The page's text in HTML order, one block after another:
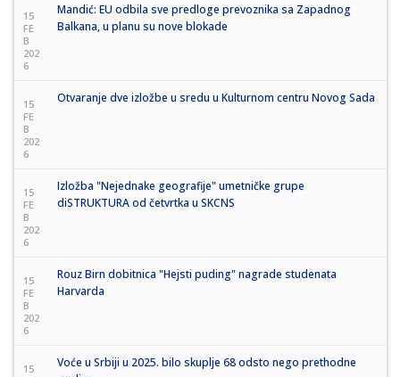
15
FE
B
202
6
Mandić: EU odbila sve predloge prevoznika sa Zapadnog
Balkana, u planu su nove blokade
15
FE
B
202
6
Otvaranje dve izložbe u sredu u Kulturnom centru Novog Sada
15
FE
B
202
6
Izložba "Nejednake geografije" umetničke grupe
diSTRUKTURA od četvrtka u SKCNS
15
FE
B
202
6
Rouz Birn dobitnica "Hejsti puding" nagrade studenata
Harvarda
15
Voće u Srbiji u 2025. bilo skuplje 68 odsto nego prethodne